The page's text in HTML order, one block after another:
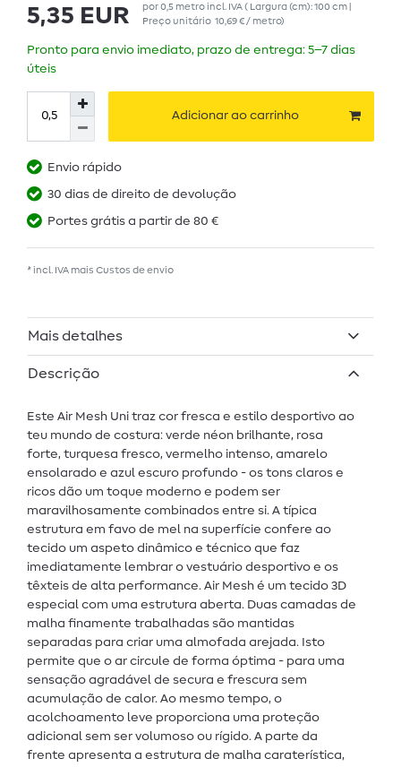
5,35 EUR por0,5 metroincl. IVA( Largura (cm): 100 cm |
Preço unitário 10,69 € / metro)
Pronto para envio imediato, prazo de entrega: 5–7 dias
úteis
Adicionar ao carrinho
Envio rápido
30 dias de direito de devolução
Portes grátis a partir de 80 €
* incl. IVA mais Custos de envio
Mais detalhes
Descrição
Este Air Mesh Uni traz cor fresca e estilo desportivo ao
teu mundo de costura: verde néon brilhante, rosa
forte, turquesa fresco, vermelho intenso, amarelo
ensolarado e azul escuro profundo - os tons claros e
ricos dão um toque moderno e podem ser
maravilhosamente combinados entre si. A típica
estrutura em favo de mel na superfície confere ao
tecido um aspeto dinâmico e técnico que faz
imediatamente lembrar o vestuário desportivo e os
têxteis de alta performance. Air Mesh é um tecido 3D
especial com uma estrutura aberta. Duas camadas de
malha finamente trabalhadas são mantidas
separadas para criar uma almofada arejada. Isto
permite que o ar circule de forma óptima - para uma
sensação agradável de secura e frescura sem
acumulação de calor. Ao mesmo tempo, o
acolchoamento leve proporciona uma proteção
adicional sem ser volumoso ou rígido. A parte da
frente apresenta a estrutura de malha caraterística,